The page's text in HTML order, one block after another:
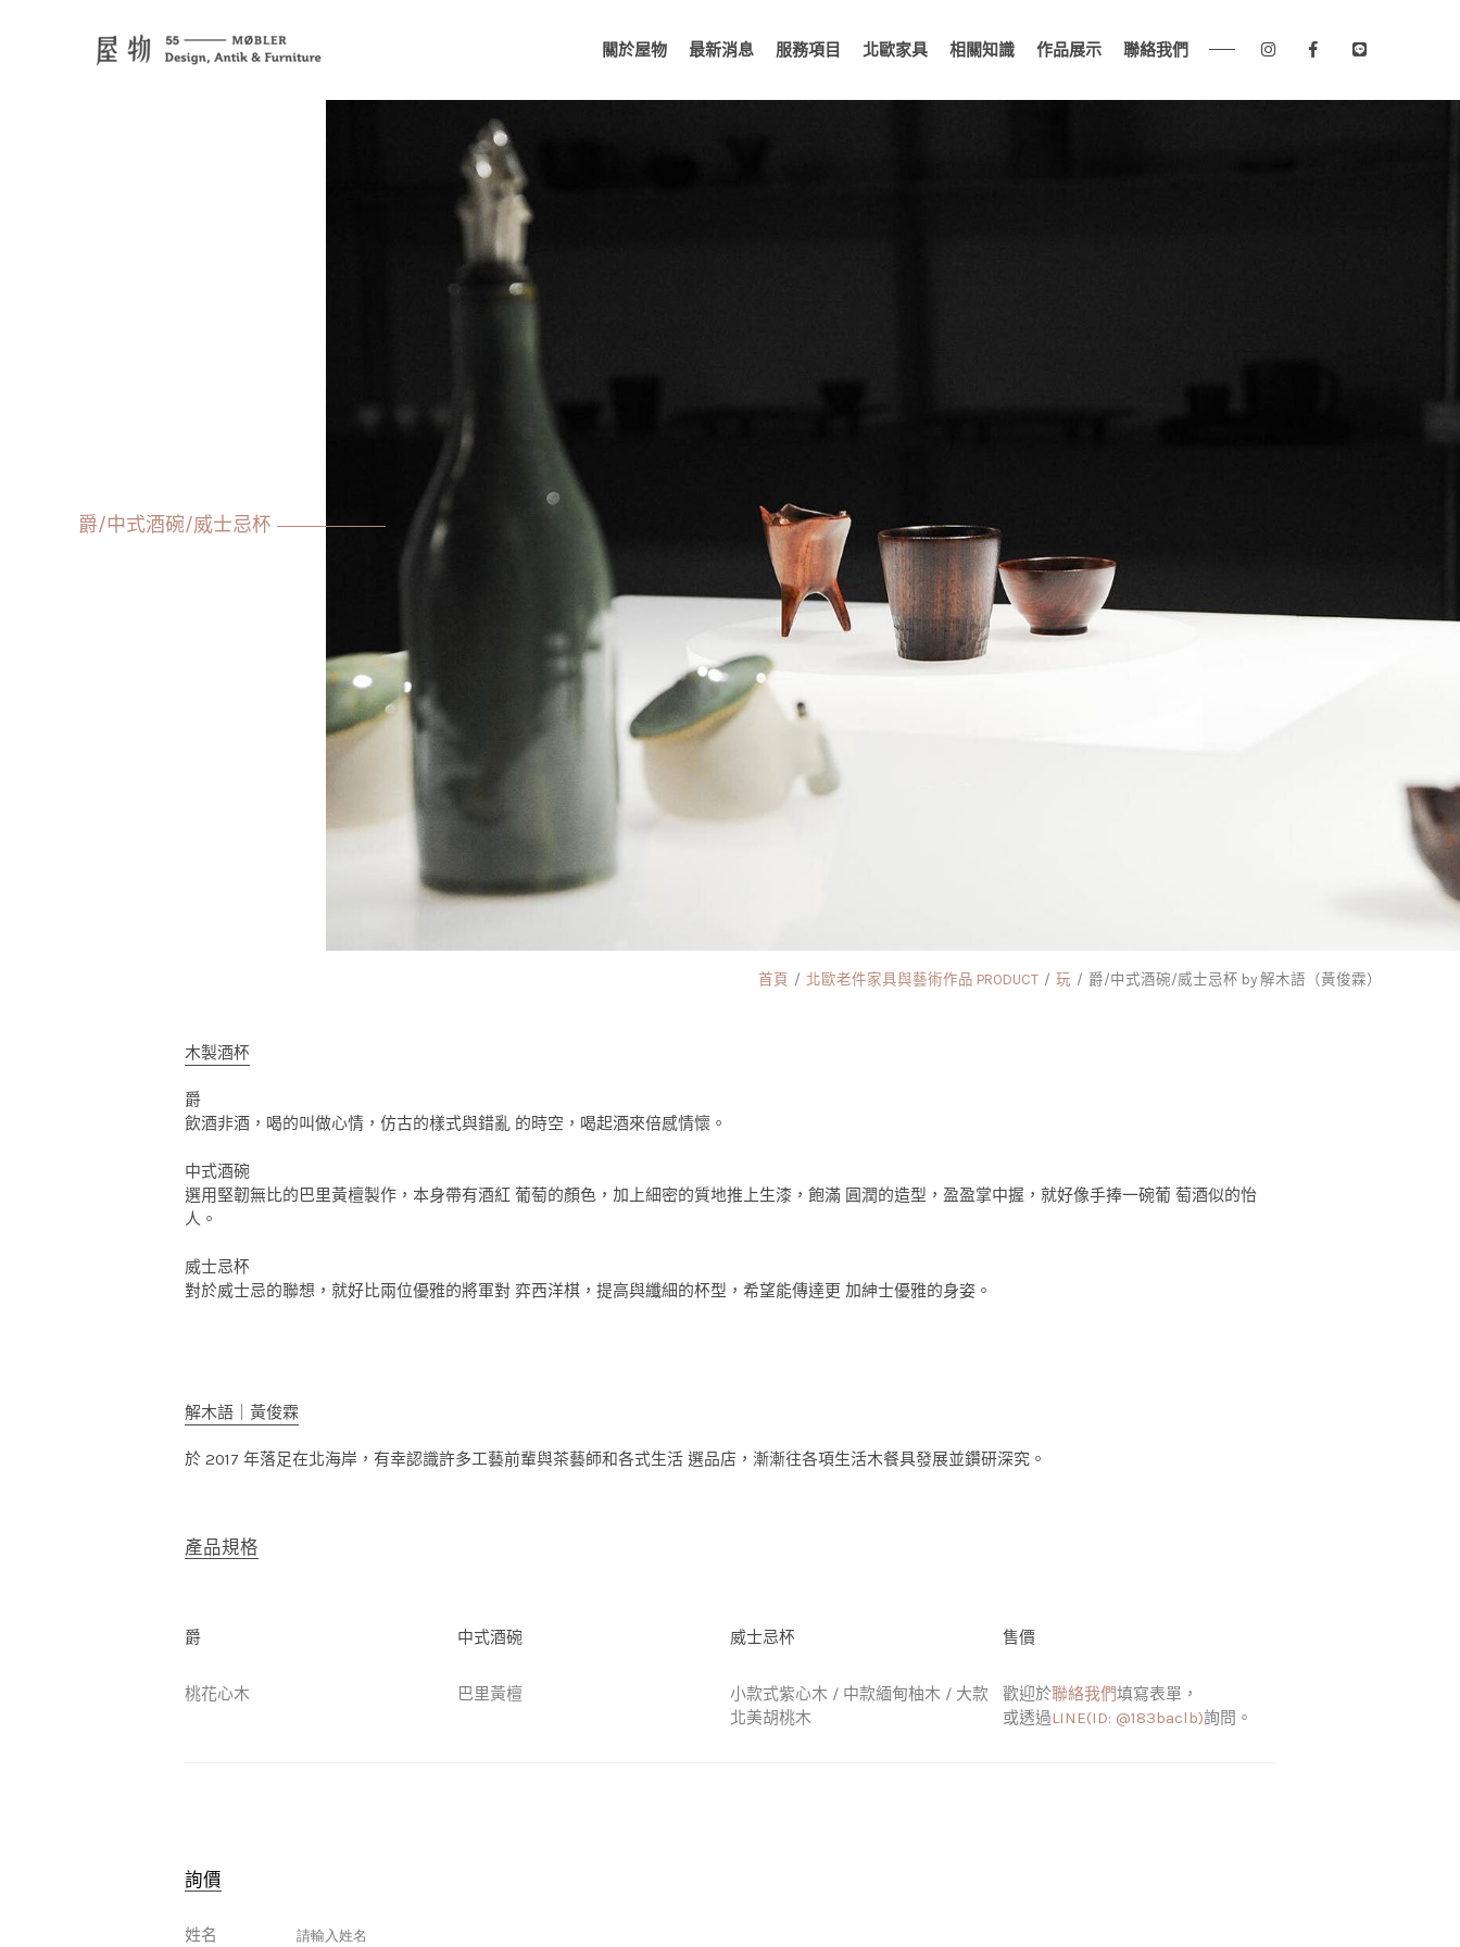
關於屋物 最新消息 服務項目 北歐家具 相關知識 作品展示 聯絡我們
爵/中式酒碗/威士忌杯
首頁 北歐老件家具與藝術作品 PRODUCT 玩 爵/中式酒碗/威士忌杯 by 解木語（黃俊霖）
木製酒杯
爵
飲酒非酒，喝的叫做心情，仿古的樣式與錯亂 的時空，喝起酒來倍感情懷。
中式酒碗
選用堅韌無比的巴里黃檀製作，本身帶有酒紅 葡萄的顏色，加上細密的質地推上生漆，飽滿 圓潤的造型，盈盈掌中握，就好像手捧一碗葡 萄酒似的怡
人。
威士忌杯
對於威士忌的聯想，就好比兩位優雅的將軍對 弈西洋棋，提高與纖細的杯型，希望能傳達更 加紳士優雅的身姿。
解木語｜黃俊霖
於 2017 年落足在北海岸，有幸認識許多工藝前輩與茶藝師和各式生活 選品店，漸漸往各項生活木餐具發展並鑽研深究。
產品規格
爵
桃花心木
中式酒碗
巴里黃檀
威士忌杯
小款式紫心木 / 中款緬甸柚木 / 大款
北美胡桃木
售價
歡迎於聯絡我們填寫表單，
或透過LINE(ID: @183baclb)詢問。
詢價
姓名